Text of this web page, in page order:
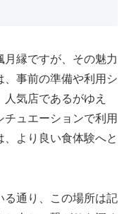
縁ですが、その魅力
、事前の準備や利用シ
気店であるがゆえ
ュエーションで利用
より良い食体験へと
る通り、この場所は記